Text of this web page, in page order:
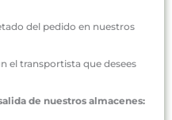
del pedido en nuestros
el transportista que desees
de nuestros almacenes: